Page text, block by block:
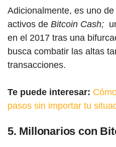
Adicionalmente, es uno
activos de Bitcoin Cash;
en el 2017 tras una
busca combatir las altas
transacciones.
Te puede interesar:
pasos sin importar tu
5. Millonarios con